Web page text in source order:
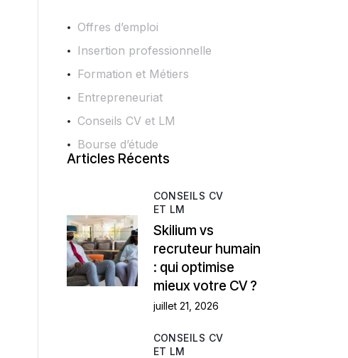
Offres d’emploi
Insertion professionnelle
Formation et Métiers
Entrepreneuriat
Conseils CV et LM
Bourse d’étude
Articles Récents
CONSEILS CV
ET LM
Skilium vs
recruteur humain
: qui optimise
mieux votre CV ?
juillet 21, 2026
CONSEILS CV
ET LM